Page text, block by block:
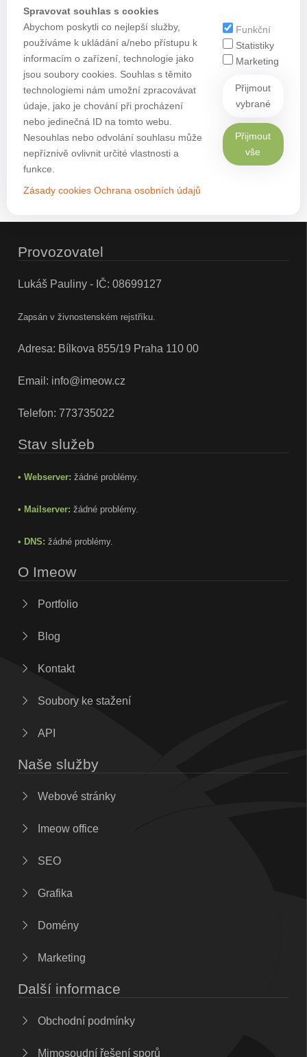
Spravovat souhlas s cookies
Abychom poskytli co nejlepší služby,
používáme k ukládání a/nebo přístupu k
informacím o zařízení, technologie jako
jsou soubory cookies. Souhlas s těmito
technologiemi nám umožní zpracovávat
údaje, jako je chování při procházení
nebo jedinečná ID na tomto webu.
Nesouhlas nebo odvolání souhlasu může
nepříznivě ovlivnit určité vlastnosti a
funkce.
Zásady cookies Ochrana osobních údajů
Funkční
Statistiky
Marketing
Přijmout
vybrané
Přijmout
vše
Provozovatel
Lukáš Pauliny - IČ: 08699127
Zapsán v živnostenském rejstříku.
Adresa: Bílkova 855/19 Praha 110 00
Email: info@imeow.cz
Telefon: 773735022
Stav služeb
• Webserver: žádné problémy.
• Mailserver: žádné problémy.
• DNS: žádné problémy.
O Imeow
Portfolio
Blog
Kontakt
Soubory ke stažení
API
Naše služby
Webové stránky
Imeow office
SEO
Grafika
Domény
Marketing
Další informace
Obchodní podmínky
Mimosoudní řešení sporů